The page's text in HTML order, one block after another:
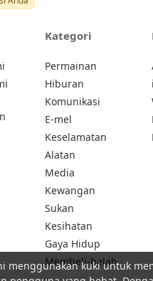
Kategori
Permainan
Hiburan
Komunikasi
E-mel
Keselamatan
Alatan
Media
Kewangan
Sukan
Kesihatan
Gaya Hidup
Membeli-belah
menggunakan kuki untuk